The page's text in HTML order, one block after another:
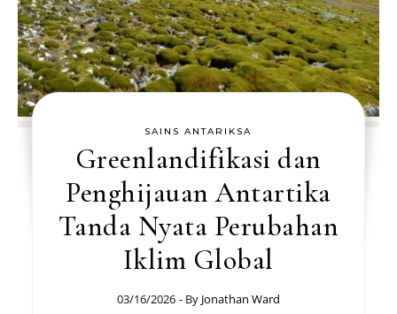
SAINS ANTARIKSA
Greenlandifikasi dan
Penghijauan Antartika
Tanda Nyata Perubahan
Iklim Global
03/16/2026 - By Jonathan Ward